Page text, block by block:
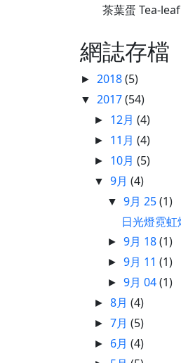
茶葉蛋 Tea-
網誌存檔
► 2018(5)
▼ 2017(54)
► 12月(4)
► 11月(4)
► 10月(5)
▼9月(4)
▼9月 25(1)
日光燈霓
►9月 18(1)
►9月 11(1)
►9月 04(1)
►8月(4)
►7月(5)
► 6月(4)